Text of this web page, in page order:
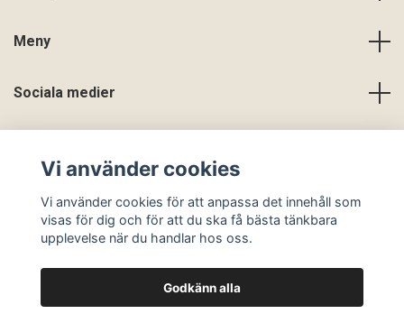
Meny
Sociala medier
Vi använder cookies
Vi använder cookies för att anpassa det innehåll som
visas för dig och för att du ska få bästa tänkbara
upplevelse när du handlar hos oss.
Godkänn alla